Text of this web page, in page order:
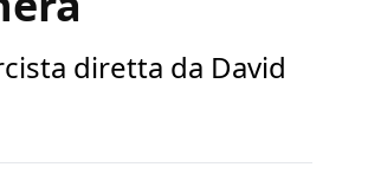
diretta da David